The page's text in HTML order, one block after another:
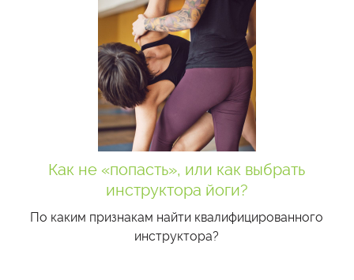
Как не «попасть», или как выбрать
инструктора йоги?
По каким признакам найти квалифицированного
инструктора?